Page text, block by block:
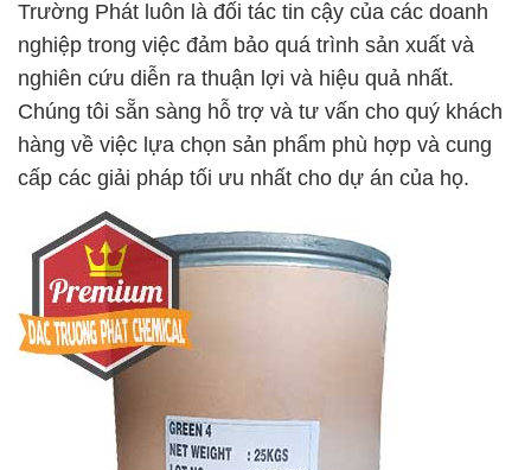
Trường Phát luôn là đối tác tin cậy của các doanh
nghiệp trong việc đảm bảo quá trình sản xuất và
nghiên cứu diễn ra thuận lợi và hiệu quả nhất.
Chúng tôi sẵn sàng hỗ trợ và tư vấn cho quý khách
hàng về việc lựa chọn sản phẩm phù hợp và cung
cấp các giải pháp tối ưu nhất cho dự án của họ.